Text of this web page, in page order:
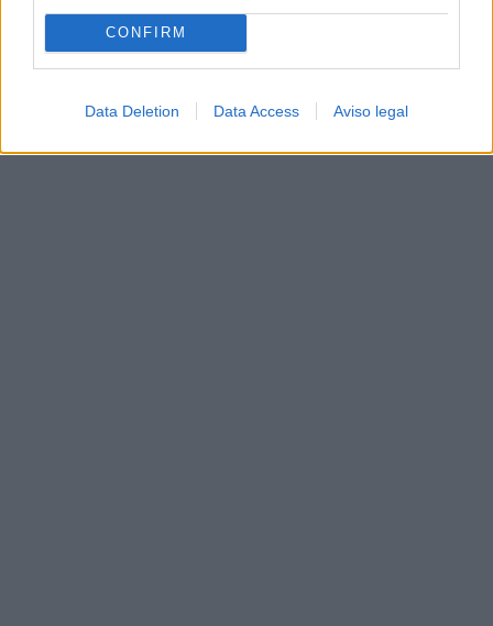
CONFIRM
Data Deletion Data Access Aviso legal